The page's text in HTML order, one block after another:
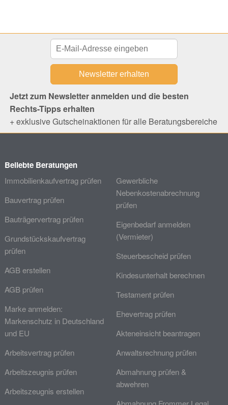
Jetzt zum Newsletter anmelden und die besten
Rechts-Tipps erhalten
+ exklusive Gutscheinaktionen für alle Beratungsbereiche
Beliebte Beratungen
Immobilienkaufvertrag prüfen
Bauvertrag prüfen
Bauträgervertrag prüfen
Grundstückskaufvertrag
prüfen
AGB erstellen
AGB prüfen
Marke anmelden:
Markenschutz in Deutschland
und EU
Arbeitsvertrag prüfen
Arbeitszeugnis prüfen
Arbeitszeugnis erstellen
Gewerbliche
Nebenkostenabrechnung
prüfen
Eigenbedarf anmelden
(Vermieter)
Steuerbescheid prüfen
Kindesunterhalt berechnen
Testament prüfen
Ehevertrag prüfen
Akteneinsicht beantragen
Anwaltsrechnung prüfen
Abmahnung prüfen &
abwehren